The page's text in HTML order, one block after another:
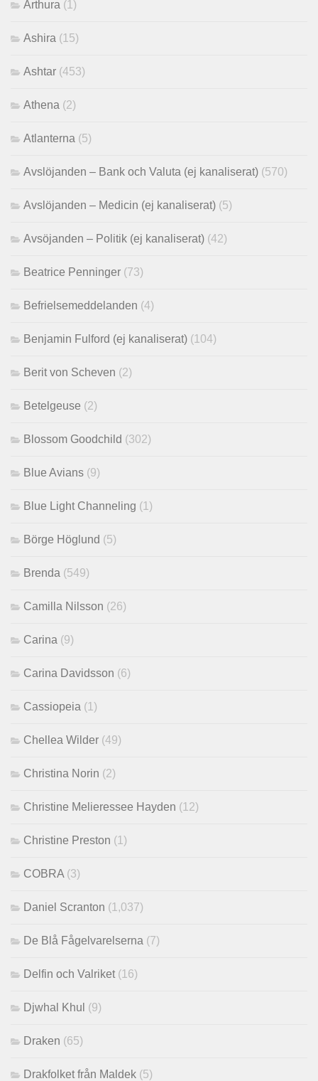
Arthura (1)
Ashira (15)
Ashtar (453)
Athena (2)
Atlanterna (5)
Avslöjanden – Bank och Valuta (ej kanaliserat) (570)
Avslöjanden – Medicin (ej kanaliserat) (5)
Avsöjanden – Politik (ej kanaliserat) (42)
Beatrice Penninger (73)
Befrielsemeddelanden (4)
Benjamin Fulford (ej kanaliserat) (104)
Berit von Scheven (2)
Betelgeuse (2)
Blossom Goodchild (302)
Blue Avians (9)
Blue Light Channeling (1)
Börge Höglund (5)
Brenda (549)
Camilla Nilsson (26)
Carina (9)
Carina Davidsson (6)
Cassiopeia (1)
Chellea Wilder (49)
Christina Norin (2)
Christine Melieressee Hayden (12)
Christine Preston (1)
COBRA (3)
Daniel Scranton (1,037)
De Blå Fågelvarelserna (7)
Delfin och Valriket (16)
Djwhal Khul (9)
Draken (65)
Drakfolket från Maldek (5)